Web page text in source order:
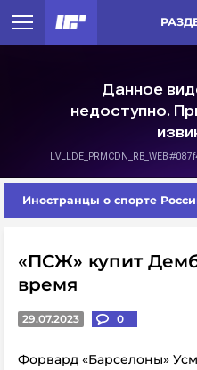
Иностранцы о спорте
«ПСЖ» купит
время
29.07.2023 0
Форвард «Барселоны»